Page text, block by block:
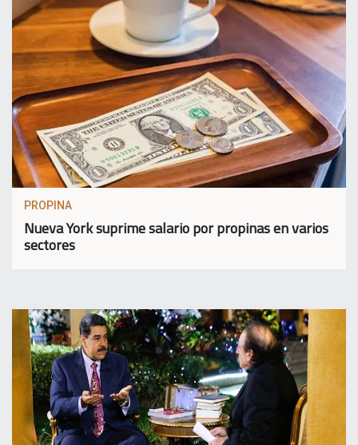
PROPINA
Nueva York suprime salario por propinas en varios
sectores